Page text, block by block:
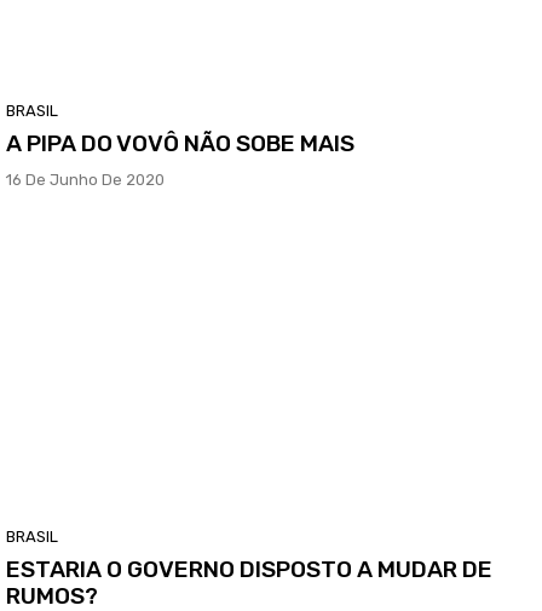
BRASIL
A PIPA DO VOVÔ NÃO SOBE MAIS
16 De Junho De 2020
BRASIL
ESTARIA O GOVERNO DISPOSTO A MUDAR DE
RUMOS?